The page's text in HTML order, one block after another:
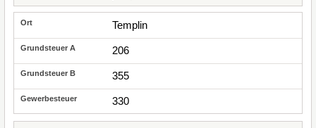
Templin
206
355
330